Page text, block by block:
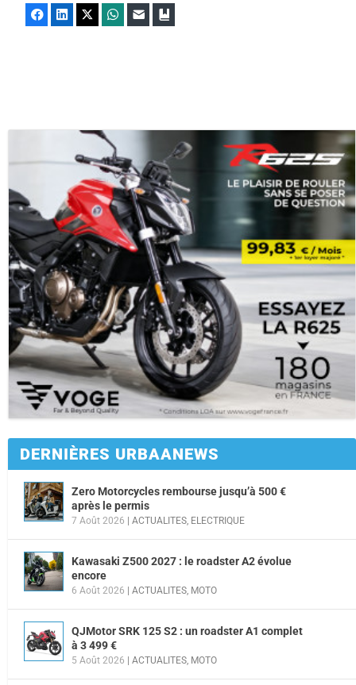
FacebookLinkedIn WhatsApp
E-mail
DERNIÈRES URBAANEWS
Zero Motorcycles rembourse jusqu’à 500 €
après le permis
7 Août 2026 ACTUALITES, ELECTRIQUE
Kawasaki Z500 2027 : le roadster A2 évolue
encore
6 Août 2026 ACTUALITES, MOTO
QJMotor SRK 125 S2 : un roadster A1 complet
à 3 499 €
5 Août 2026 ACTUALITES, MOTO